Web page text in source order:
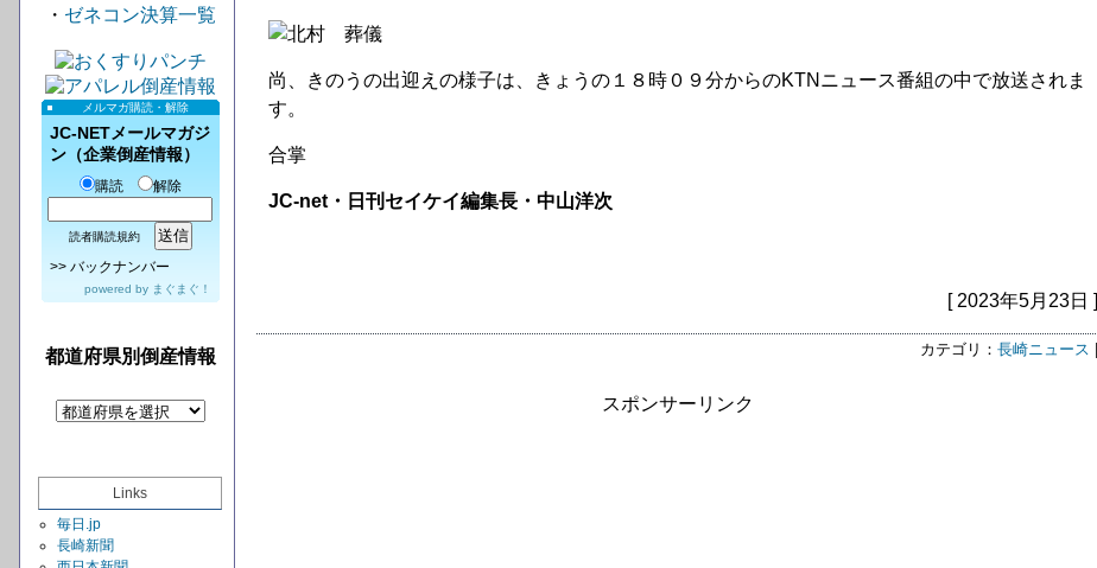
・ ゼネコン決算一覧
メルマガ購読・解除
JC-NETメールマガジ
ン（企業倒産情報）
購読 解除
読者購読規約
>> バックナンバー
powered by まぐまぐ！
都道府県別倒産情報
Links
毎日.jp
長崎新聞
尚、きのうの出迎えの様子は、きょうの１８時０９分からのKTNニュース番組の中で放送されま
す。
合掌
JC-net・日刊セイケイ編集長・中山洋次
[ 2023年5月23日 ]
カテゴリ： 長崎ニュース
スポンサーリンク